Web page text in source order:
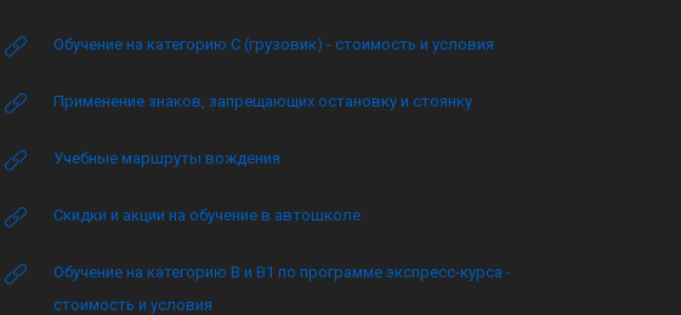
Обучение на категорию C (грузовик) - стоимость и условия
Применение знаков, запрещающих остановку и стоянку
Учебные маршруты вождения
Скидки и акции на обучение в автошколе
Обучение на категорию B и B1 по программе экспресс-курса -
стоимость и условия